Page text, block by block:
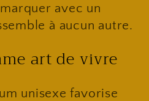
avec un
à aucun autre.
art de vivre
unisexe favorise